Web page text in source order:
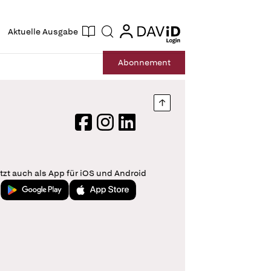
Aktuelle Ausgabe Suche login
login
Abonnement
Nach oben springen
FacebookInstagram
LinkedIn
auch als App für iOS und Android
Jetzt bei Google PlayLaden im App Store